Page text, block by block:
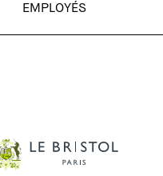
EMPLOYÉS